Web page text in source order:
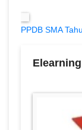
PPDB SMA
Elearning